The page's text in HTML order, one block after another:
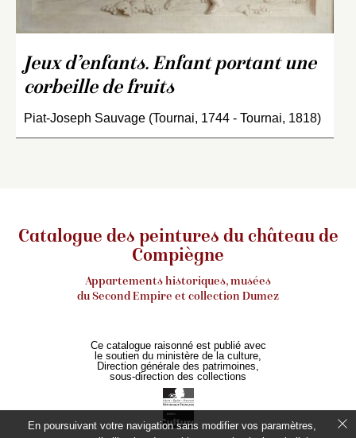
Jeux d’enfants. Enfant portant une
corbeille de fruits
Piat-Joseph Sauvage (Tournai, 1744 - Tournai, 1818)
Catalogue des peintures du château de
Compiègne
Appartements historiques, musées
du Second Empire et collection Dumez
Ce catalogue raisonné est publié avec
le soutien du ministère de la culture,
Direction générale des patrimoines,
sous-direction des collections
En poursuivant votre navigation sans modifier vos paramètres,